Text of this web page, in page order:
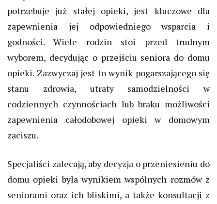
potrzebuje już stałej opieki, jest kluczowe dla
zapewnienia jej odpowiedniego wsparcia i
godności. Wiele rodzin stoi przed trudnym
wyborem, decydując o przejściu seniora do domu
opieki. Zazwyczaj jest to wynik pogarszającego się
stanu zdrowia, utraty samodzielności w
codziennych czynnościach lub braku możliwości
zapewnienia całodobowej opieki w domowym
zaciszu.
Specjaliści zalecają, aby decyzja o przeniesieniu do
domu opieki była wynikiem wspólnych rozmów z
seniorami oraz ich bliskimi, a także konsultacji z